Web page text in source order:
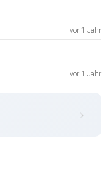
vor 1 Jahr
vor 1 Jahr